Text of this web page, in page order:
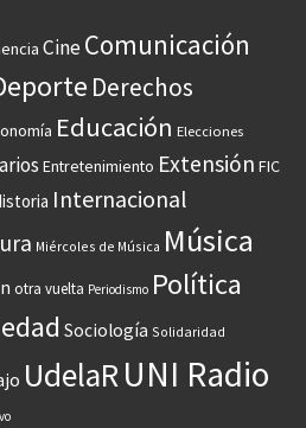
CineComunicación
Derechos
Educación Elecciones
Entretenimiento Extensión FIC
Internacional
Miércoles de Música Música
otra vuelta Periodismo Política
Sociología Solidaridad
UdelaRUNI Radio